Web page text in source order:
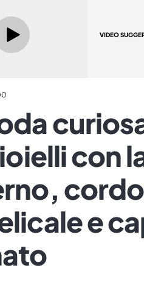
VIDEO
con
e